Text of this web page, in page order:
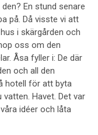
En stund senare
på. Då visste vi att
i skärgården och
oss om den
Åsa fyller i: De där
och all den
hotell för att byta
Havet. Det var
idéer och låta